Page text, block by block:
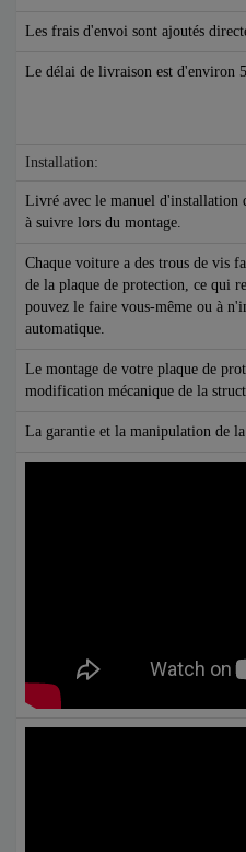
Les frais d'envoi sont ajoutés
Le délai de livraison est d'environ
Installation:
Livré avec le manuel d'installation
à suivre lors du montage.
Chaque voiture a des trous de vis
de la plaque de protection, ce qui
pouvez le faire vous-même ou à
automatique.
Le montage de votre plaque de
modification mécanique de la
La garantie et la manipulation de